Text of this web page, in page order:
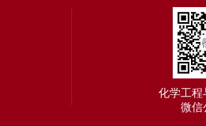
化学工程
微信